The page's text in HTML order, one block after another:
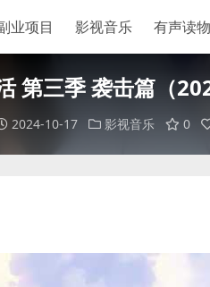
业项目 影视音乐 有声读物
第三季 袭击篇（
2024-10-17 影视音乐 0